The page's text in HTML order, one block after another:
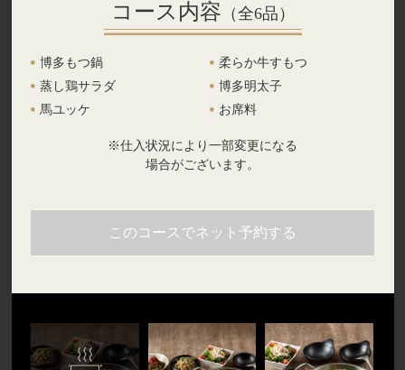
コース内容 （全6品）
博多もつ鍋
柔らか牛すもつ
蒸し鶏サラダ
博多明太子
馬ユッケ
お席料
※仕入状況により一部変更になる
場合がございます。
このコースでネット予約する